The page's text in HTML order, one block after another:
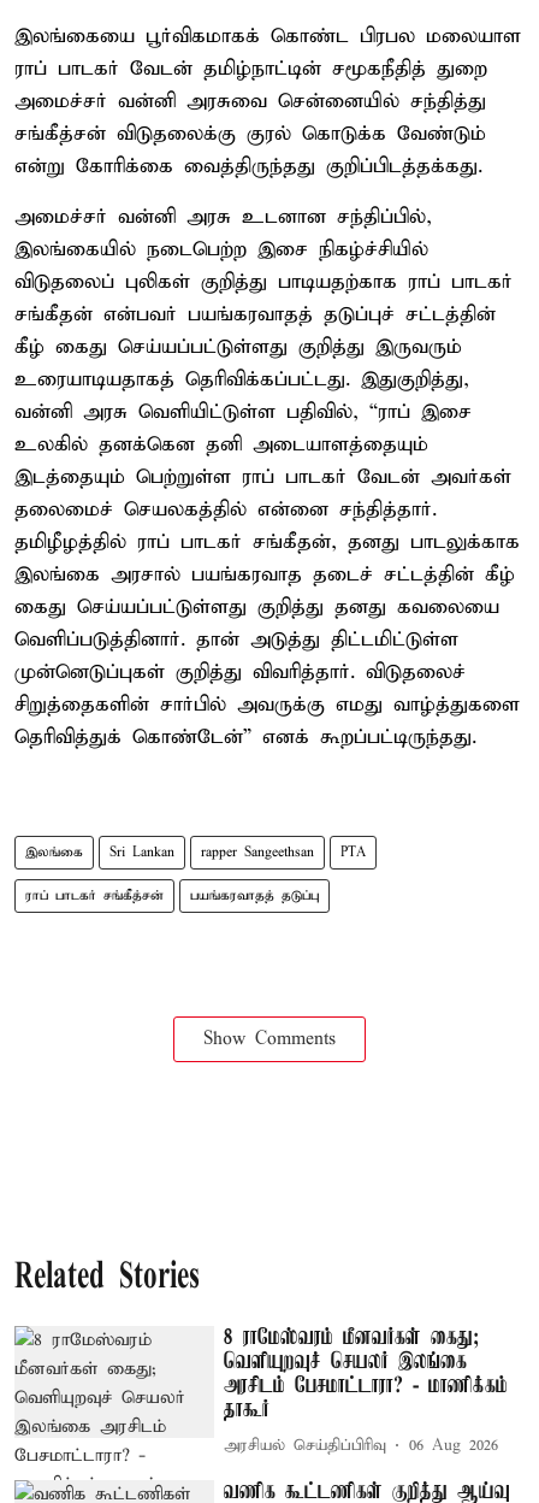
இலங்கையை பூர்விகமாகக் கொண்ட பிரபல மலையாள
ராப் பாடகர் வேடன் தமிழ்நாட்டின் சமூகநீதித் துறை
அமைச்சர் வன்னி அரசுவை சென்னையில் சந்தித்து
சங்கீத்சன் விடுதலைக்கு குரல் கொடுக்க வேண்டும்
என்று கோரிக்கை வைத்திருந்தது குறிப்பிடத்தக்கது.
அமைச்சர் வன்னி அரசு உடனான சந்திப்பில்,
இலங்கையில் நடைபெற்ற இசை நிகழ்ச்சியில்
விடுதலைப் புலிகள் குறித்து பாடியதற்காக ராப் பாடகர்
சங்கீதன் என்பவர் பயங்கரவாதத் தடுப்புச் சட்டத்தின்
கீழ் கைது செய்யப்பட்டுள்ளது குறித்து இருவரும்
உரையாடியதாகத் தெரிவிக்கப்பட்டது. இதுகுறித்து,
வன்னி அரசு வெளியிட்டுள்ள பதிவில், “ராப் இசை
உலகில் தனக்கென தனி அடையாளத்தையும்
இடத்தையும் பெற்றுள்ள ராப் பாடகர் வேடன் அவர்கள்
தலைமைச் செயலகத்தில் என்னை சந்தித்தார்.
தமிழீழத்தில் ராப் பாடகர் சங்கீதன், தனது பாடலுக்காக
இலங்கை அரசால் பயங்கரவாத தடைச் சட்டத்தின் கீழ்
கைது செய்யப்பட்டுள்ளது குறித்து தனது கவலையை
வெளிப்படுத்தினார். தான் அடுத்து திட்டமிட்டுள்ள
முன்னெடுப்புகள் குறித்து விவரித்தார். விடுதலைச்
சிறுத்தைகளின் சார்பில் அவருக்கு எமது வாழ்த்துகளை
தெரிவித்துக் கொண்டேன்” எனக் கூறப்பட்டிருந்தது.
இலங்கை Sri Lankan rapper Sangeethsan PTA
ராப் பாடகர் சங்கீத்சன் பயங்கரவாதத் தடுப்பு
Show Comments
Related Stories
8 ராமேஸ்வரம் மீனவர்கள் கைது;
வெளியுறவுச் செயலர் இலங்கை
அரசிடம் பேசமாட்டாரா? - மாணிக்கம்
தாகூர்
அரசியல் செய்திப்பிரிவு 06 Aug 2026
வணிக கூட்டணிகள் குறித்து ஆய்வு